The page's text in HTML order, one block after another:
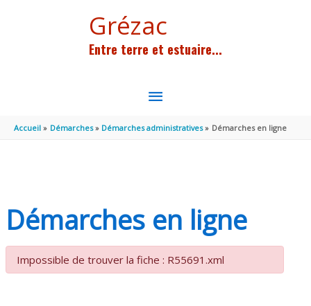
Grézac
Entre terre et estuaire...
MENU
PRINCIPAL
Accueil Démarches Démarches administratives Démarches en ligne
Démarches en ligne
Impossible de trouver la fiche : R55691.xml